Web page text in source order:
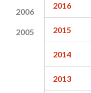
2006
2005
2016
2015
2014
2013